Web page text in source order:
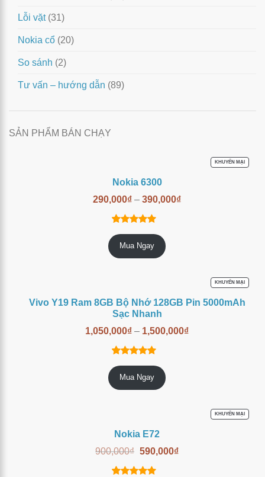
Lỗi vặt(31)
Nokia cổ (20)
So sánh (2)
Tư vấn – hướng dẫn (89)
SẢN PHẨM BÁN CHẠY
Nokia 6300
KHUYẾN MẠISẢN
PHẨM
290,000₫ – 390,000₫
4.86trên
5 dựa trên
14
Mua Ngay
Vivo Y19 Ram 8GB Bộ Nhớ 128GB Pin 5000mAh
Sạc Nhanh
KHUYẾN MẠISẢN
PHẨM
GIẢM
1,050,000₫ – 1,500,000₫
5.00trên 5
dựa trên
6
Mua Ngay
Nokia E72
KHUYẾN MẠISẢN
PHẨM
900,000₫ 590,000₫